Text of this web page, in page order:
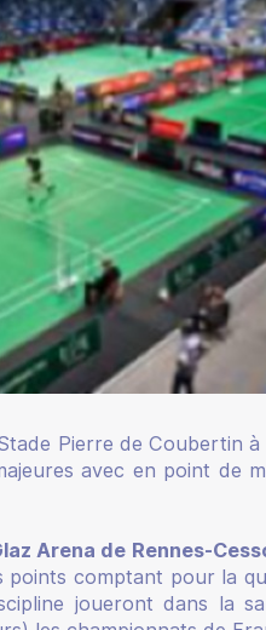
Pierre de Coubertin
avec en point de
Arena de Rennes-
comptant pour la
joueront dans la